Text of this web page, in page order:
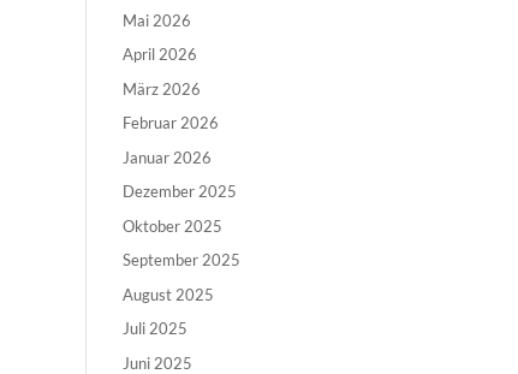
Mai 2026
April 2026
März 2026
Februar 2026
Januar 2026
Dezember 2025
Oktober 2025
September 2025
August 2025
Juli 2025
Juni 2025